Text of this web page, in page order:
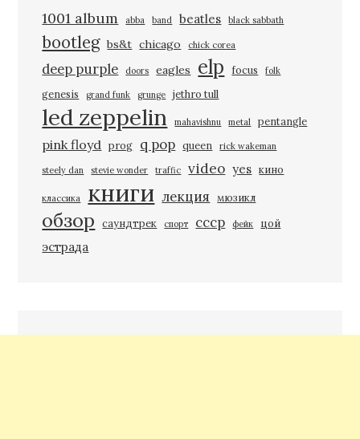
1001 album abba band beatles black sabbath
bootleg bs&t chicago chick corea
deep purple doors eagles elp focus folk
genesis grand funk grunge jethro tull
led zeppelin mahavishnu metal pentangle
pink floyd prog q pop queen rick wakeman
steely dan stevie wonder traffic video yes кино
классика книги лекция мюзикл
обзор саундтрек спорт ссср фейк цой
эстрада